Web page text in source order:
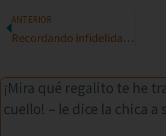
ANTERIOR
Recordando infidelidades
¡Mira qué regalito te he
cuello! – le dice la chica